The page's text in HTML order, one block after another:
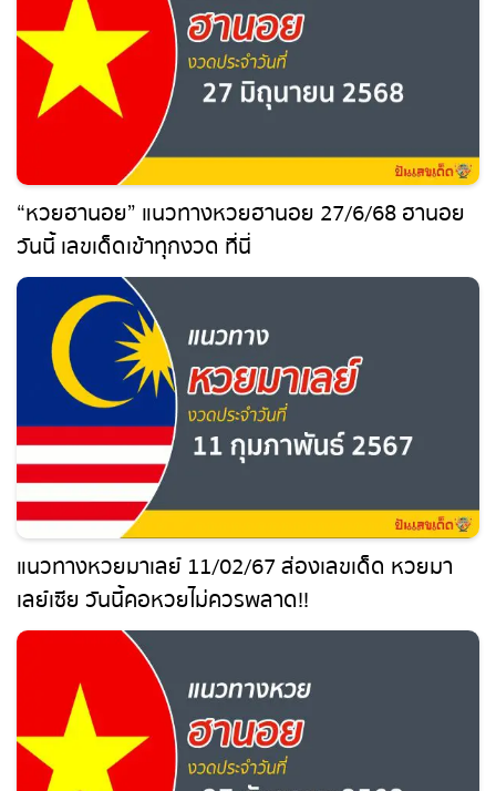
“หวยฮานอย” แนวทางหวยฮานอย 27/6/68 ฮานอย
วันนี้ เลขเด็ดเข้าทุกงวด ที่นี่
แนวทางหวยมาเลย์ 11/02/67 ส่องเลขเด็ด หวยมา
เลย์เซีย วันนี้คอหวยไม่ควรพลาด!!